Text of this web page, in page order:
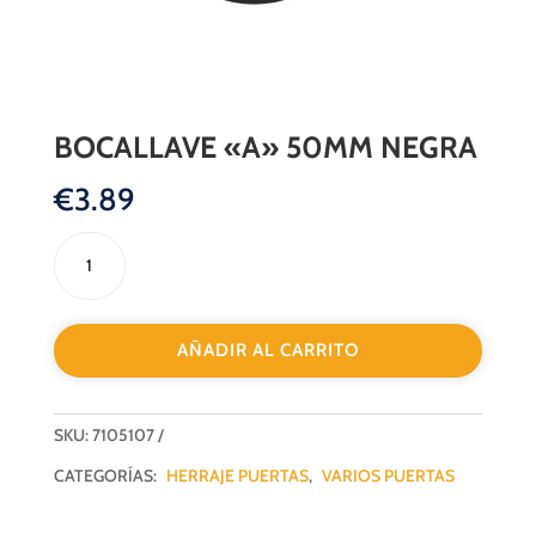
BOCALLAVE «A» 50MM NEGRA
€3.89
NEGRA
cantidad
AÑADIR AL CARRITO
SKU:7105107
CATEGORÍAS: HERRAJE PUERTAS, VARIOS PUERTAS